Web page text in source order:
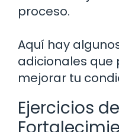
proceso.
Aquí hay
adicionales
mejorar tu
Ejercicios de